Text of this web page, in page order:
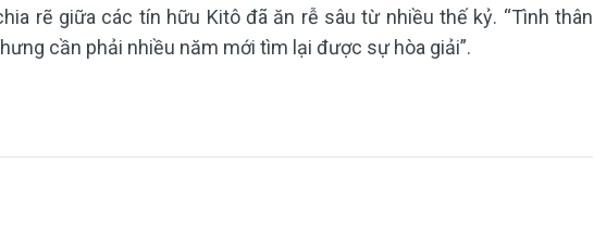
rẽ giữa các tín hữu Kitô đã ăn rễ sâu từ nhiều thế kỷ. “Tình thân
cần phải nhiều năm mới tìm lại được sự hòa giải”.